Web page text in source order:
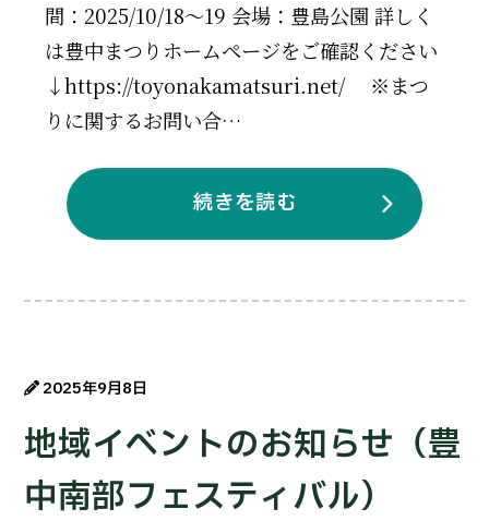
間：2025/10/18～19 会場：豊島公園 詳しく
は豊中まつりホームページをご確認ください
↓https://toyonakamatsuri.net/ ※まつ
りに関するお問い合…
続きを読む
2025年9月8日
地域イベントのお知らせ（豊
中南部フェスティバル）